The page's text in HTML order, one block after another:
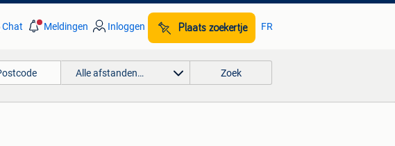
Chat Meldingen Inloggen Plaats zoekertje FR
Alle afstanden… Zoek